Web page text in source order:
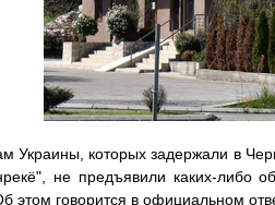
Украины, которых задержали в
не предъявили каких-либо
этом говорится в официальном